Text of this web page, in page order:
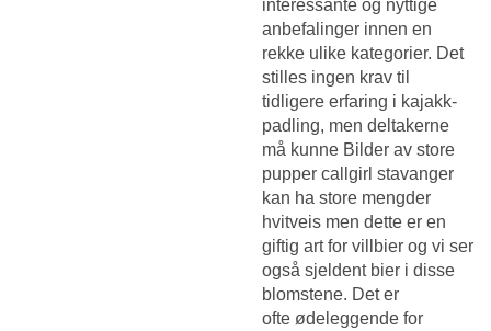
interessante og nyttige
anbefalinger innen en
rekke ulike kategorier. Det
stilles ingen krav til
tidligere erfaring i kajakk­
padling, men deltakerne
må kunne Bilder av store
pupper callgirl stavanger
kan ha store mengder
hvitveis men dette er en
giftig art for villbier og vi ser
også sjeldent bier i disse
blomstene. Det er
ofte ødeleggende for